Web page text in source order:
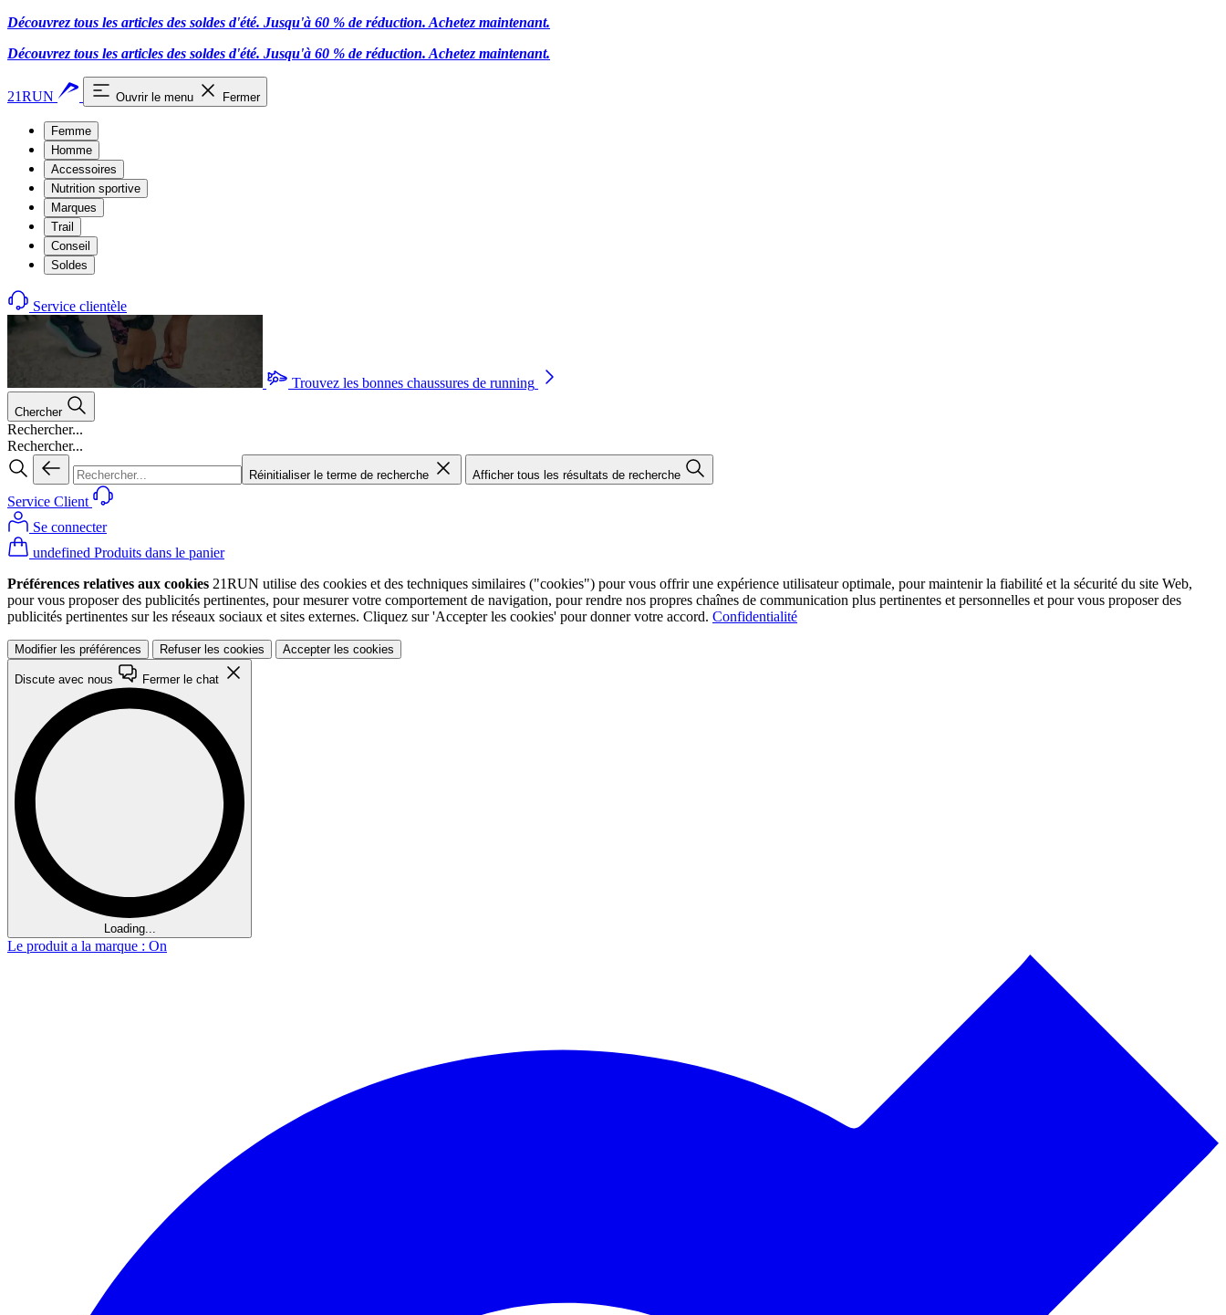
Découvrez tous les articles des soldes d'été. Jusqu'à 60 % de réduction. Achetez maintenant.
Découvrez tous les articles des soldes d'été. Jusqu'à 60 % de réduction. Achetez maintenant.
21RUN Ouvrir le menu Fermer
Femme
Homme
Accessoires
Nutrition sportive
Marques
Trail
Conseil
Soldes
Service clientèle
Trouvez les bonnes chaussures de running
Chercher
Rechercher...
Rechercher...
Réinitialiser le terme de recherche Afficher tous les résultats de recherche
Service Client
Se connecter
undefined Produits dans le panier
Préférences relatives aux cookies 21RUN utilise des cookies et des techniques similaires ("cookies") pour vous offrir une expérience utilisateur optimale, pour maintenir la fiabilité et la sécurité du site Web,
pour vous proposer des publicités pertinentes, pour mesurer votre comportement de navigation, pour rendre nos propres chaînes de communication plus pertinentes et personnelles et pour vous proposer des
publicités pertinentes sur les réseaux sociaux et sites externes. Cliquez sur 'Accepter les cookies' pour donner votre accord. Confidentialité
Modifier les préférences Refuser les cookies Accepter les cookies
Discute avec nous Fermer le chat
Loading...
Le produit a la marque : On